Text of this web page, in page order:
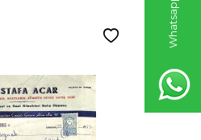
YENI